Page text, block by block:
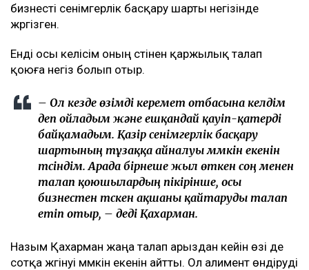
бизнесті сенімгерлік басқару шарты негізінде
жүргізген.
Енді осы келісім оның үстінен қаржылық талап
қоюға негіз болып отыр.
– Ол кезде өзімді керемет отбасына келдім
деп ойладым және ешқандай қауіп-қатерді
байқамадым. Қазір сенімгерлік басқару
шартының тұзаққа айналуы мүмкін екенін
түсіндім. Арада бірнеше жыл өткен соң менен
талап қоюшылардың пікірінше, осы
бизнестен түскен ақшаны қайтаруды талап
етіп отыр, – деді Қахарман.
Назым Қахарман жаңа талап арыздан кейін өзі де
сотқа жүгінуі мүмкін екенін айтты. Ол алимент өндіруді